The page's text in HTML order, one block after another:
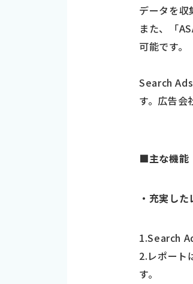
データを収
また、「
可能です。
Search
す。広告会
■主な機能
・充実し
1.Search
2.レポート
す。